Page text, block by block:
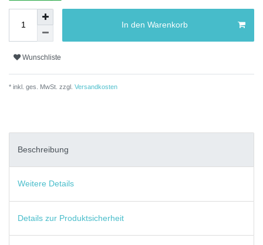
In den Warenkorb
Wunschliste
* inkl. ges. MwSt. zzgl. Versandkosten
Beschreibung
Weitere Details
Details zur Produktsicherheit